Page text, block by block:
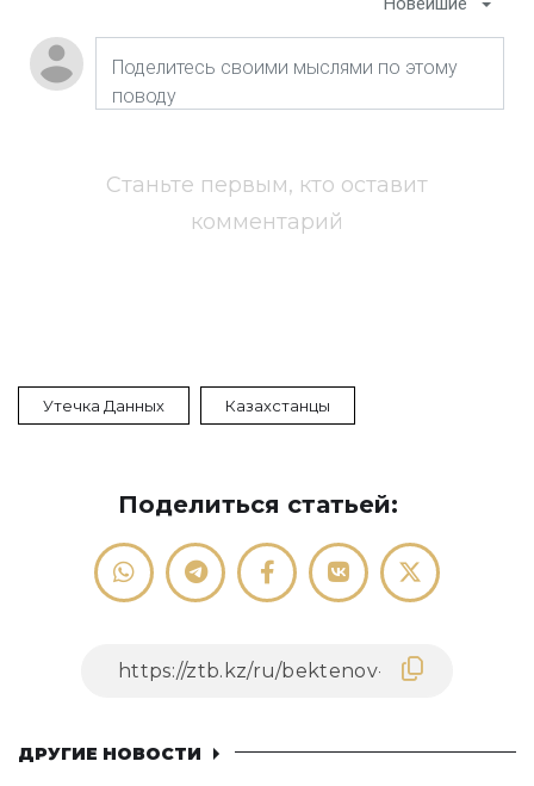
Станьте первым, кто оставит
комментарий
Утечка Данных Казахстанцы
Поделиться статьей:
ДРУГИЕ НОВОСТИ